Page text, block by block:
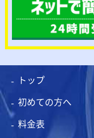
トップ
初めての方へ
料金表